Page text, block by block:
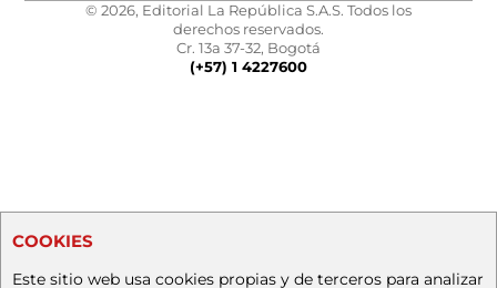
© 2026, Editorial La República S.A.S. Todos los
derechos reservados.
Cr. 13a 37-32, Bogotá
(+57) 1 4227600
COOKIES
Este sitio web usa cookies propias y de terceros para analizar